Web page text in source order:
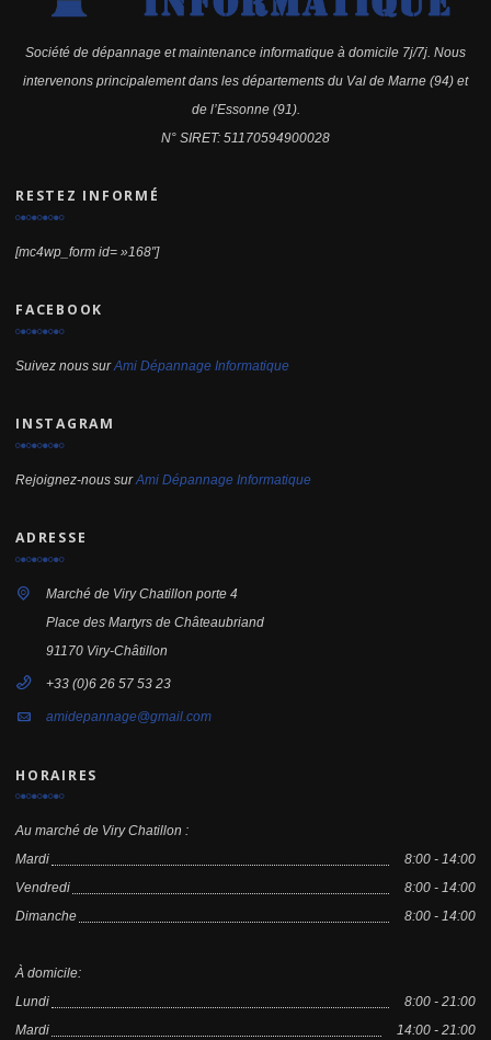
Société de dépannage et maintenance informatique à domicile 7j/7j. Nous
intervenons principalement dans les départements du Val de Marne (94) et
de l’Essonne (91).
N° SIRET: 51170594900028
RESTEZ INFORMÉ
[mc4wp_form id= »168″]
FACEBOOK
Suivez nous surAmi Dépannage Informatique
INSTAGRAM
Rejoignez-nous surAmi Dépannage Informatique
ADRESSE
Marché de Viry Chatillon porte 4
Place des Martyrs de Châteaubriand
91170 Viry-Châtillon
+33 (0)6 26 57 53 23
amidepannage@gmail.com
HORAIRES
Au marché de Viry Chatillon :
Mardi
8:00 - 14:00
Vendredi
8:00 - 14:00
Dimanche
8:00 - 14:00
À domicile:
Lundi
8:00 - 21:00
Mardi
14:00 - 21:00